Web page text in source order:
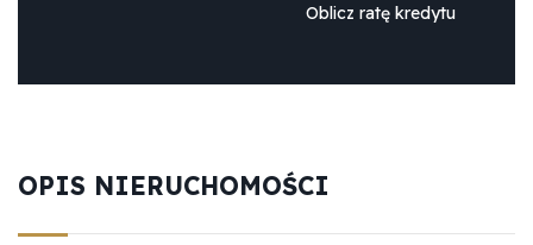
Oblicz ratę kredytu
OPIS NIERUCHOMOŚCI